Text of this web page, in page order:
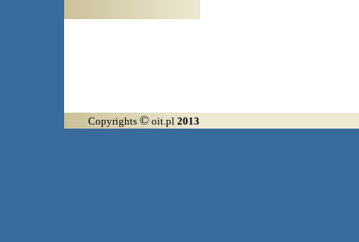
Copyrights © oit.pl 2013